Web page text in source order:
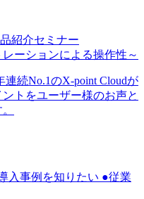
紹介セミナー
ーションによる操作性～
続No.1のX-point Cloudが
トをユーザー様のお声と
入事例を知りたい ●従業